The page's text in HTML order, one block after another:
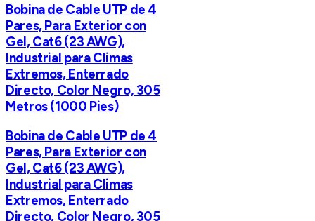
Bobina de Cable UTP de 4
Pares, Para Exterior con
Gel, Cat6 (23 AWG),
Industrial para Climas
Extremos, Enterrado
Directo, Color Negro, 305
Metros (1000 Pies)
Bobina de Cable UTP de 4
Pares, Para Exterior con
Gel, Cat6 (23 AWG),
Industrial para Climas
Extremos, Enterrado
Directo, Color Negro, 305